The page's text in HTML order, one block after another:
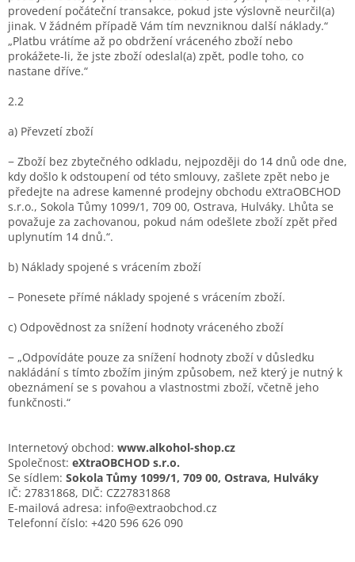
provedení počáteční transakce, pokud jste výslovně neurčil(a)
jinak. V žádném případě Vám tím nevzniknou další náklady.“
„Platbu vrátíme až po obdržení vráceného zboží nebo
prokážete-li, že jste zboží odeslal(a) zpět, podle toho, co
nastane dříve.“
2.2
a) Převzetí zboží
− Zboží bez zbytečného odkladu, nejpozději do 14 dnů ode dne,
kdy došlo k odstoupení od této smlouvy, zašlete zpět nebo je
předejte na adrese kamenné prodejny obchodu eXtraOBCHOD
s.r.o., Sokola Tůmy 1099/1, 709 00, Ostrava, Hulváky. Lhůta se
považuje za zachovanou, pokud nám odešlete zboží zpět před
uplynutím 14 dnů.“.
b) Náklady spojené s vrácením zboží
− Ponesete přímé náklady spojené s vrácením zboží.
c) Odpovědnost za snížení hodnoty vráceného zboží
− „Odpovídáte pouze za snížení hodnoty zboží v důsledku
nakládání s tímto zbožím jiným způsobem, než který je nutný k
obeznámení se s povahou a vlastnostmi zboží, včetně jeho
funkčnosti.“
Internetový obchod: www.alkohol-shop.cz
Společnost: eXtraOBCHOD s.r.o.
Se sídlem: Sokola Tůmy 1099/1, 709 00, Ostrava, Hulváky
IČ: 27831868, DIČ: CZ27831868
E-mailová adresa: info@extraobchod.cz
Telefonní číslo: +420 596 626 090